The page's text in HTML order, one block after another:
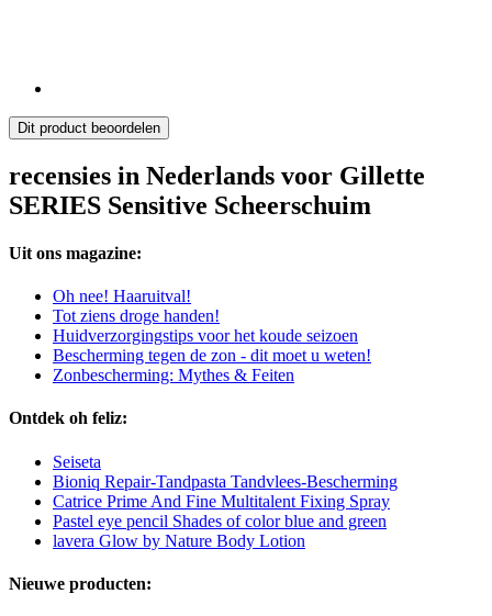
Dit product beoordelen
recensies in Nederlands voor Gillette
SERIES Sensitive Scheerschuim
Uit ons magazine:
Oh nee! Haaruitval!
Tot ziens droge handen!
Huidverzorgingstips voor het koude seizoen
Bescherming tegen de zon - dit moet u weten!
Zonbescherming: Mythes & Feiten
Ontdek oh feliz:
Seiseta
Bioniq Repair-Tandpasta Tandvlees-Bescherming
Catrice Prime And Fine Multitalent Fixing Spray
Pastel eye pencil Shades of color blue and green
lavera Glow by Nature Body Lotion
Nieuwe producten: